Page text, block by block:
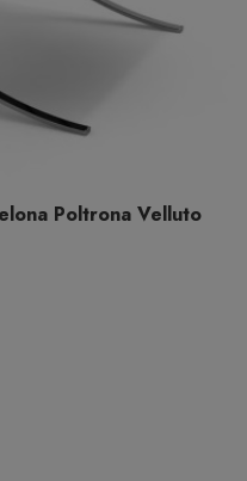
Poltrona Velluto